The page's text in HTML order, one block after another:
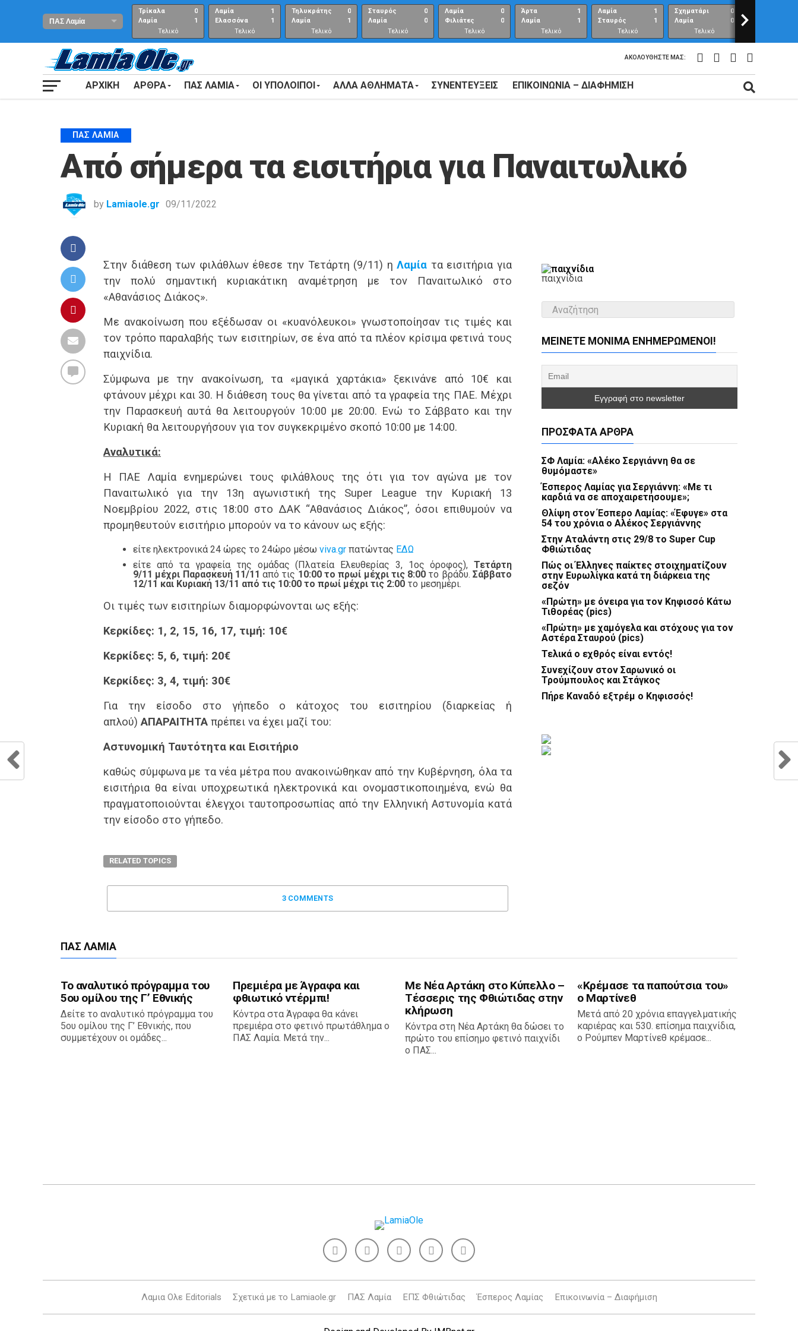
Τρίκαλα
Λαμία
0
1
Τελικό
αποτέλεσμα
Λαμία
Ελασσόνα
1
1
Τελικό
Αποτέλεσμα
Τηλυκράτης
Λαμία
0
1
Τελικό
αποτέλεσμα
Σταυρός
Λαμία
0
0
Τελικό
αποτέλεσμα
Λαμία
Φιλιάτες
0
0
Τελικό
Αποτέλεσμα
Άρτα
Λαμία
1
1
Τελικό
αποτέλεσμα
Λαμία
Σταυρός
1
1
Τελικό
αποτέλεσμα
Σχηματάρι
Λαμία
0
0
Τελικό
αποτέλεσμα
>
ΑΚΟΛΟΥΘΉΣΤΕ ΜΑΣ:
ΑΡΧΙΚΗ ΑΡΘΡΑ ΠΑΣ ΛΑΜΙΑ ΟΙ ΥΠΟΛΟΙΠΟΙ ΑΛΛΑ ΑΘΛΗΜΑΤΑ ΣΥΝΕΝΤΕΎΞΕΙΣ ΕΠΙΚΟΙΝΩΝΊΑ – ΔΙΑΦΉΜΙΣΗ
ΠΑΣ ΛΑΜΊΑ
Από σήμερα τα εισιτήρια για Παναιτωλικό
by Lamiaole.gr 09/11/2022
Στην διάθεση των φιλάθλων έθεσε την Τετάρτη (9/11) ηΛαμία τα εισιτήρια για
την πολύ σημαντική κυριακάτικη αναμέτρηση με τον Παναιτωλικό στο
«Αθανάσιος Διάκος».
Με ανακοίνωση που εξέδωσαν οι «κυανόλευκοι» γνωστοποίησαν τις τιμές και
τον τρόπο παραλαβής των εισιτηρίων, σε ένα από τα πλέον κρίσιμα φετινά τους
παιχνίδια.
Σύμφωνα με την ανακοίνωση, τα «μαγικά χαρτάκια» ξεκινάνε από 10€ και
φτάνουν μέχρι και 30. Η διάθεση τους θα γίνεται από τα γραφεία της ΠΑΕ. Μέχρι
την Παρασκευή αυτά θα λειτουργούν 10:00 με 20:00. Ενώ το Σάββατο και την
Κυριακή θα λειτουργήσουν για τον συγκεκριμένο σκοπό 10:00 με 14:00.
Αναλυτικά:
Η ΠΑΕ Λαμία ενημερώνει τους φιλάθλους της ότι για τον αγώνα με τον
Παναιτωλικό για την 13η αγωνιστική της Super League την Κυριακή 13
Νοεμβρίου 2022, στις 18:00 στο ΔΑΚ “Αθανάσιος Διάκος”, όσοι επιθυμούν να
προμηθευτούν εισιτήριο μπορούν να το κάνουν ως εξής:
είτε ηλεκτρονικά 24 ώρες το 24ώρο μέσω viva.gr πατώντας ΕΔΩ
είτε από τα γραφεία της ομάδας (Πλατεία Ελευθερίας 3, 1ος όροφος), Τετάρτη
9/11 μέχρι Παρασκευή 11/11 από τις10:00 το πρωί μέχρι τις 8:00 το βράδυ.Σάββατο
12/11 και Κυριακή 13/11 από τις 10:00 το πρωί μέχρι τις 2:00 το μεσημέρι.
Οι τιμές των εισιτηρίων διαμορφώνονται ως εξής:
Κερκίδες: 1, 2, 15, 16, 17, τιμή: 10€
Κερκίδες: 5, 6, τιμή: 20€
Κερκίδες: 3, 4, τιμή: 30€
Για την είσοδο στο γήπεδο ο κάτοχος του εισιτηρίου (διαρκείας ή
απλού) ΑΠΑΡΑΙΤΗΤΑ πρέπει να έχει μαζί του:
Αστυνομική Ταυτότητα και Εισιτήριο
καθώς σύμφωνα με τα νέα μέτρα που ανακοινώθηκαν από την Κυβέρνηση, όλα τα
εισιτήρια θα είναι υποχρεωτικά ηλεκτρονικά και ονομαστικοποιημένα, ενώ θα
πραγματοποιούνται έλεγχοι ταυτοπροσωπίας από την Ελληνική Αστυνομία κατά
την είσοδο στο γήπεδο.
RELATED TOPICS
3 COMMENTS
παιχνίδια
ΜΕΊΝΕΤΕ ΜΌΝΙΜΑ ΕΝΗΜΕΡΏΜΕΝΟΙ!
ΠΡΌΣΦΑΤΑ ΆΡΘΡΑ
ΣΦ Λαμία: «Αλέκο Σεργιάννη θα σε
θυμόμαστε»
Έσπερος Λαμίας για Σεργιάννη: «Με τι
καρδιά να σε αποχαιρετήσουμε»;
Θλίψη στον Έσπερο Λαμίας: «Έφυγε» στα
54 του χρόνια ο Αλέκος Σεργιάννης
Στην Αταλάντη στις 29/8 το Super Cup
Φθιώτιδας
Πώς οι Έλληνες παίκτες στοιχηματίζουν
στην Ευρωλίγκα κατά τη διάρκεια της
σεζόν
«Πρώτη» με όνειρα για τον Κηφισσό Κάτω
Τιθορέας (pics)
«Πρώτη» με χαμόγελα και στόχους για τον
Αστέρα Σταυρού (pics)
Τελικά ο εχθρός είναι εντός!
Συνεχίζουν στον Σαρωνικό οι
Τρούμπουλος και Στάγκος
Πήρε Καναδό εξτρέμ ο Κηφισσός!
ΠΑΣ ΛΑΜΊΑ
Το αναλυτικό πρόγραμμα του
5ου ομίλου της Γ’ Εθνικής
Δείτε το αναλυτικό πρόγραμμα του
5ου ομίλου της Γ’ Εθνικής, που
συμμετέχουν οι ομάδες...
Πρεμιέρα με Άγραφα και
φθιωτικό ντέρμπι!
Κόντρα στα Άγραφα θα κάνει
πρεμιέρα στο φετινό πρωτάθλημα ο
ΠΑΣ Λαμία. Μετά την...
Με Νέα Αρτάκη στο Κύπελλο –
Τέσσερις της Φθιώτιδας στην
κλήρωση
Κόντρα στη Νέα Αρτάκη θα δώσει το
πρώτο του επίσημο φετινό παιχνίδι
ο ΠΑΣ...
«Κρέμασε τα παπούτσια του»
ο Μαρτίνεθ
Μετά από 20 χρόνια επαγγελματικής
καριέρας και 530. επίσημα παιχνίδια,
ο Ρούμπεν Μαρτίνεθ κρέμασε...
Λαμια Ολε Editorials Σχετικά με το Lamiaole.gr ΠΑΣ Λαμία ΕΠΣ Φθιώτιδας Έσπερος Λαμίας Επικοινωνία – Διαφήμιση